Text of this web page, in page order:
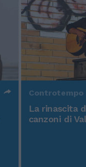
Controtempo
La rinascita
canzoni di